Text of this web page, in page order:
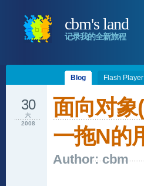
cbm's land
记录我的全新旅程
Blog Flash
面向对
一拖N的
Author: cbm
30
六
2008